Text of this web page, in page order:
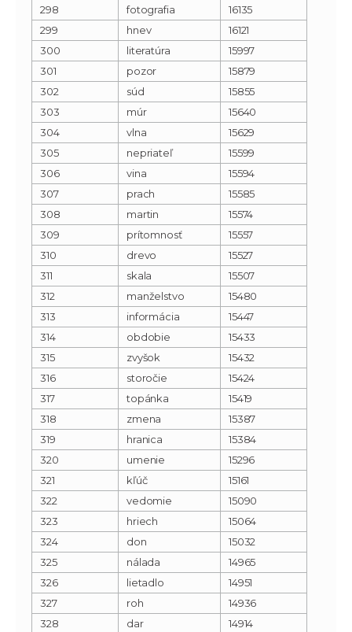
298 fotografia
16135
299
hnev
16121
300
literatúra
15997
301
pozor
15879
302
súd
15855
303
múr
15640
304
vlna
15629
305
nepriateľ
15599
306
vina
15594
307
prach
15585
308
martin
15574
309
prítomnosť
15557
310
drevo
15527
311
skala
15507
312
manželstvo
15480
313
informácia
15447
314
obdobie
15433
315
zvyšok
15432
316
storočie
15424
317
topánka
15419
318
zmena
15387
319
hranica
15384
320
umenie
15296
321
kľúč
15161
322
vedomie
15090
323
hriech
15064
324
don
15032
325
nálada
14965
326
lietadlo
14951
327
roh
14936
328
dar
14914